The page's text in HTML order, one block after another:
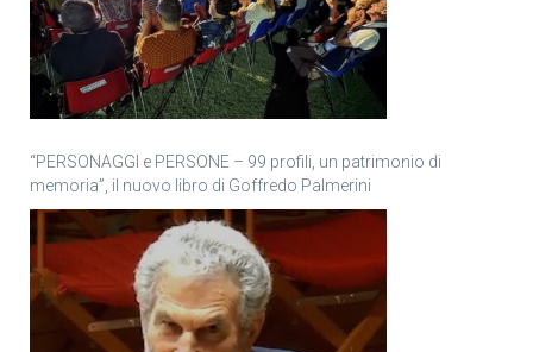
“PERSONAGGI e PERSONE – 99 profili, un patrimonio di
memoria”, il nuovo libro di Goffredo Palmerini